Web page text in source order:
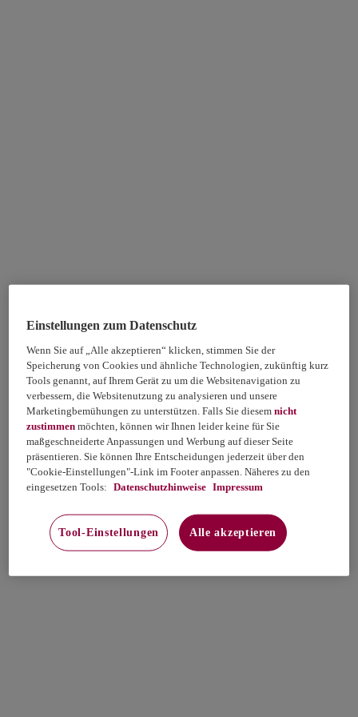
Einstellungen zum Datenschutz
Wenn Sie auf „Alle akzeptieren“ klicken, stimmen Sie der
Speicherung von Cookies und ähnliche Technologien, zukünftig kurz
Tools genannt, auf Ihrem Gerät zu um die Websitenavigation zu
verbessern, die Websitenutzung zu analysieren und unsere
Marketingbemühungen zu unterstützen. Falls Sie diesemnicht
zustimmen möchten, können wir Ihnen leider keine für Sie
maßgeschneiderte Anpassungen und Werbung auf dieser Seite
präsentieren. Sie können Ihre Entscheidungen jederzeit über den
"Cookie-Einstellungen"-Link im Footer anpassen. Näheres zu den
eingesetzen Tools: Datenschutzhinweise Impressum
Tool-Einstellungen Alle akzeptieren